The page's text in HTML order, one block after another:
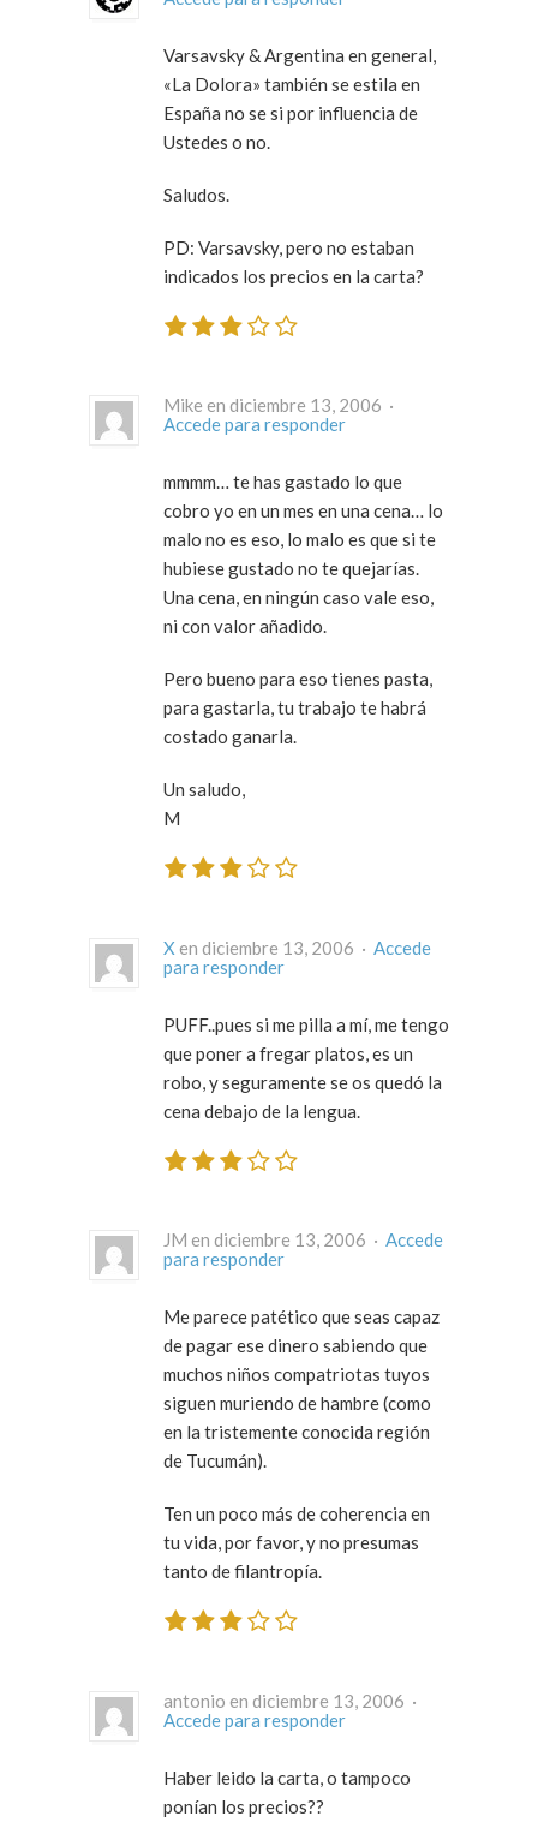
Varsavsky & Argentina en general,
«La Dolora» también se estila en
España no se si por influencia de
Ustedes o no.
Saludos.
PD: Varsavsky, pero no estaban
indicados los precios en la carta?
Mike en diciembre 13, 2006 ·
Accede para responder
mmmm… te has gastado lo que
cobro yo en un mes en una cena… lo
malo no es eso, lo malo es que si te
hubiese gustado no te quejarías.
Una cena, en ningún caso vale eso,
ni con valor añadido.
Pero bueno para eso tienes pasta,
para gastarla, tu trabajo te habrá
costado ganarla.
Un saludo,
M
X en diciembre 13, 2006 · Accede
para responder
PUFF..pues si me pilla a mí, me tengo
que poner a fregar platos, es un
robo, y seguramente se os quedó la
cena debajo de la lengua.
JM en diciembre 13, 2006 · Accede
para responder
Me parece patético que seas capaz
de pagar ese dinero sabiendo que
muchos niños compatriotas tuyos
siguen muriendo de hambre (como
en la tristemente conocida región
de Tucumán).
Ten un poco más de coherencia en
tu vida, por favor, y no presumas
tanto de filantropía.
antonio en diciembre 13, 2006 ·
Accede para responder
Haber leido la carta, o tampoco
ponían los precios??